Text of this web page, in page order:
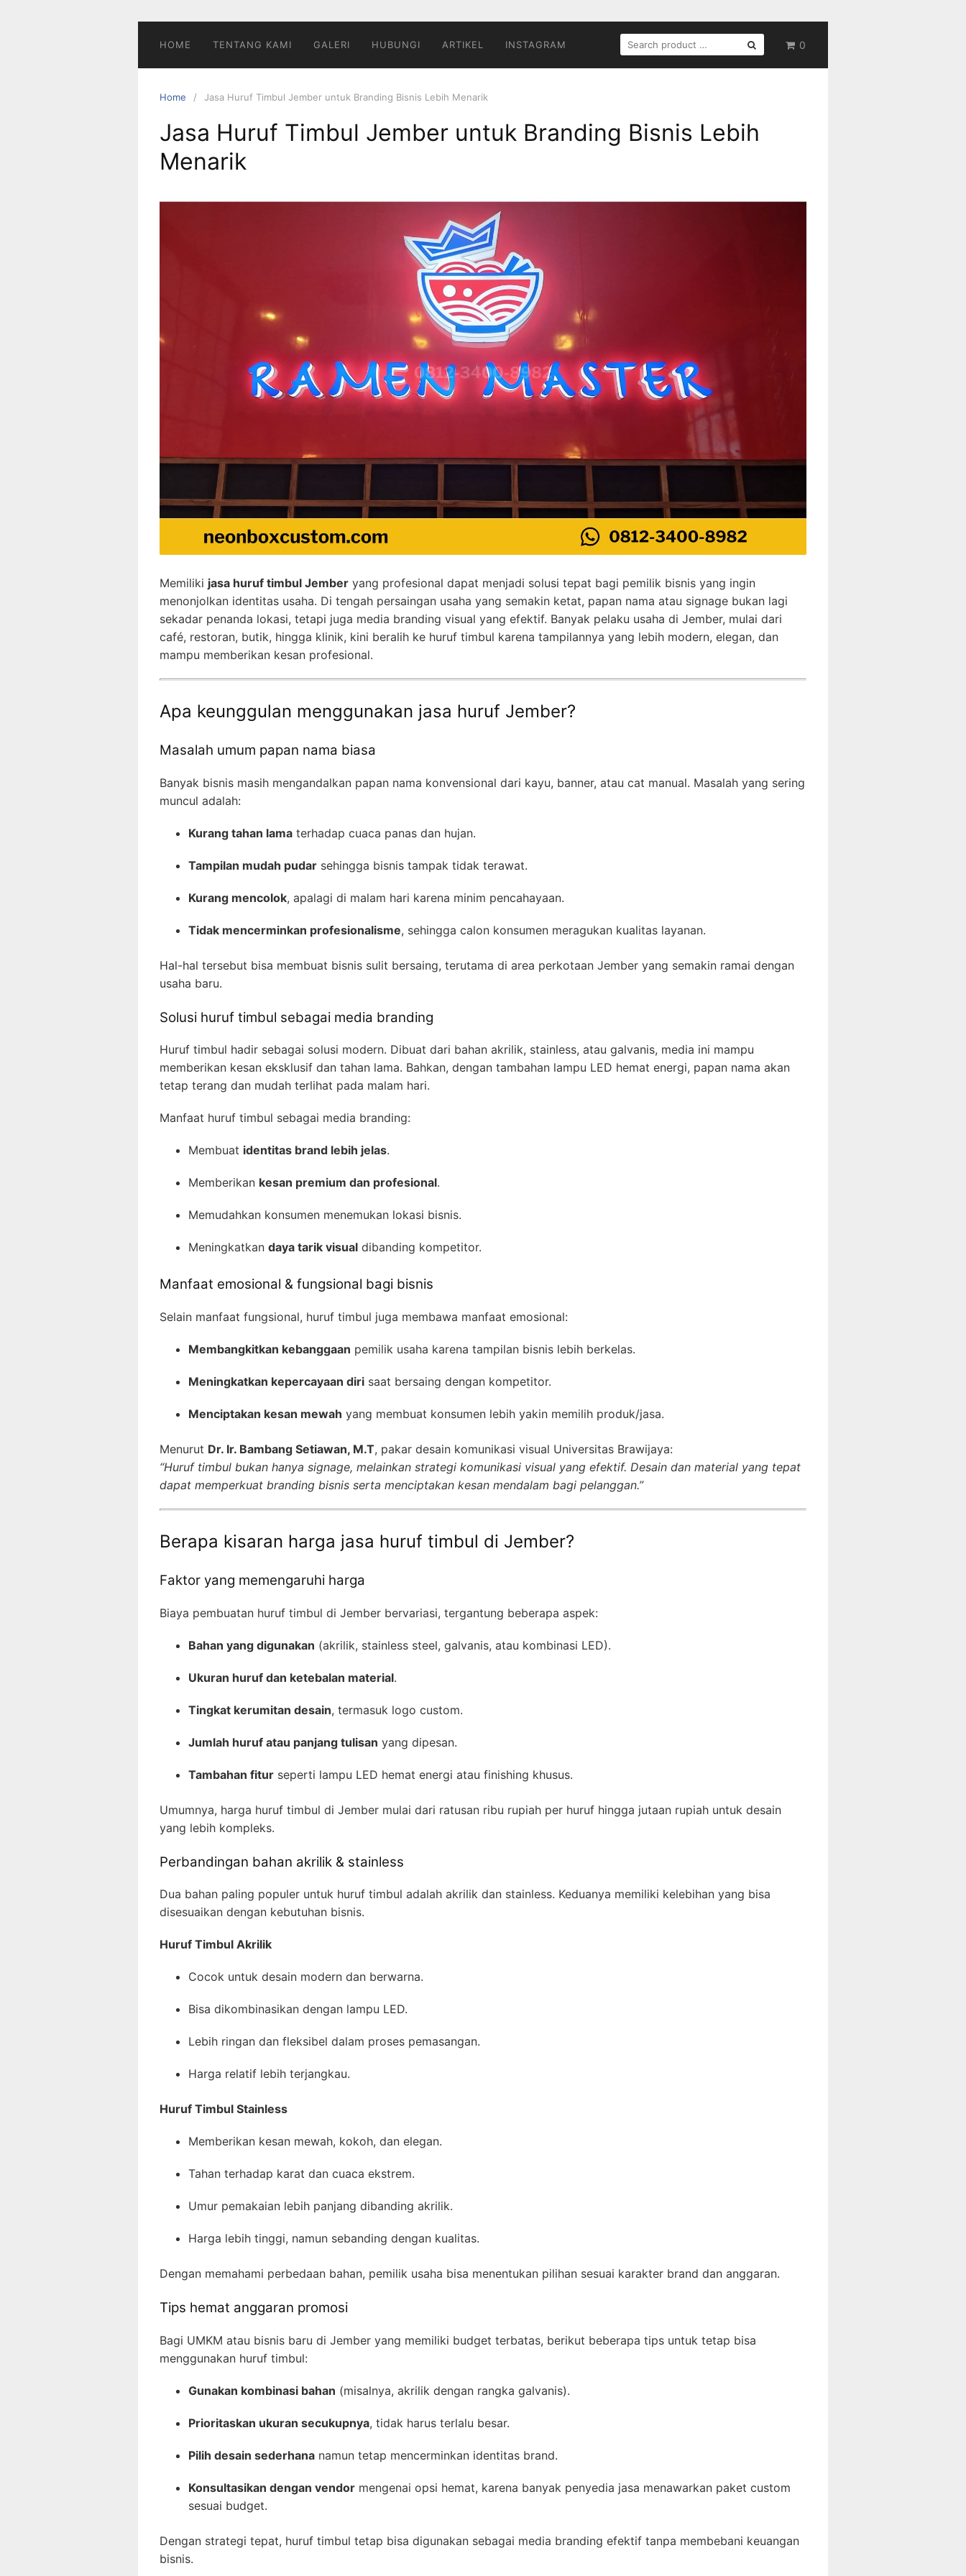
0
HOME TENTANG KAMI GALERI HUBUNGI ARTIKEL INSTAGRAM
SEARCH
FOR:
Home Jasa Huruf Timbul Jember untuk Branding Bisnis Lebih Menarik
Jasa Huruf Timbul Jember untuk Branding Bisnis Lebih
Menarik
Memiliki jasa huruf timbul Jember yang profesional dapat menjadi solusi tepat bagi pemilik bisnis yang ingin
menonjolkan identitas usaha. Di tengah persaingan usaha yang semakin ketat, papan nama atau signage bukan lagi
sekadar penanda lokasi, tetapi juga media branding visual yang efektif. Banyak pelaku usaha di Jember, mulai dari
café, restoran, butik, hingga klinik, kini beralih ke huruf timbul karena tampilannya yang lebih modern, elegan, dan
mampu memberikan kesan profesional.
Apa keunggulan menggunakan jasa huruf Jember?
Masalah umum papan nama biasa
Banyak bisnis masih mengandalkan papan nama konvensional dari kayu, banner, atau cat manual. Masalah yang sering
muncul adalah:
Kurang tahan lama terhadap cuaca panas dan hujan.
Tampilan mudah pudar sehingga bisnis tampak tidak terawat.
Kurang mencolok, apalagi di malam hari karena minim pencahayaan.
Tidak mencerminkan profesionalisme, sehingga calon konsumen meragukan kualitas layanan.
Hal-hal tersebut bisa membuat bisnis sulit bersaing, terutama di area perkotaan Jember yang semakin ramai dengan
usaha baru.
Solusi huruf timbul sebagai media branding
Huruf timbul hadir sebagai solusi modern. Dibuat dari bahan akrilik, stainless, atau galvanis, media ini mampu
memberikan kesan eksklusif dan tahan lama. Bahkan, dengan tambahan lampu LED hemat energi, papan nama akan
tetap terang dan mudah terlihat pada malam hari.
Manfaat huruf timbul sebagai media branding:
Membuat identitas brand lebih jelas.
Memberikan kesan premium dan profesional.
Memudahkan konsumen menemukan lokasi bisnis.
Meningkatkan daya tarik visual dibanding kompetitor.
Manfaat emosional & fungsional bagi bisnis
Selain manfaat fungsional, huruf timbul juga membawa manfaat emosional:
Membangkitkan kebanggaan pemilik usaha karena tampilan bisnis lebih berkelas.
Meningkatkan kepercayaan diri saat bersaing dengan kompetitor.
Menciptakan kesan mewah yang membuat konsumen lebih yakin memilih produk/jasa.
Menurut Dr. Ir. Bambang Setiawan, M.T, pakar desain komunikasi visual Universitas Brawijaya:
“Huruf timbul bukan hanya signage, melainkan strategi komunikasi visual yang efektif. Desain dan material yang tepat
dapat memperkuat branding bisnis serta menciptakan kesan mendalam bagi pelanggan.”
Berapa kisaran harga jasa huruf timbul di Jember?
Faktor yang memengaruhi harga
Biaya pembuatan huruf timbul di Jember bervariasi, tergantung beberapa aspek:
Bahan yang digunakan (akrilik, stainless steel, galvanis, atau kombinasi LED).
Ukuran huruf dan ketebalan material.
Tingkat kerumitan desain, termasuk logo custom.
Jumlah huruf atau panjang tulisan yang dipesan.
Tambahan fitur seperti lampu LED hemat energi atau finishing khusus.
Umumnya, harga huruf timbul di Jember mulai dari ratusan ribu rupiah per huruf hingga jutaan rupiah untuk desain
yang lebih kompleks.
Perbandingan bahan akrilik & stainless
Dua bahan paling populer untuk huruf timbul adalah akrilik dan stainless. Keduanya memiliki kelebihan yang bisa
disesuaikan dengan kebutuhan bisnis.
Huruf Timbul Akrilik
Cocok untuk desain modern dan berwarna.
Bisa dikombinasikan dengan lampu LED.
Lebih ringan dan fleksibel dalam proses pemasangan.
Harga relatif lebih terjangkau.
Huruf Timbul Stainless
Memberikan kesan mewah, kokoh, dan elegan.
Tahan terhadap karat dan cuaca ekstrem.
Umur pemakaian lebih panjang dibanding akrilik.
Harga lebih tinggi, namun sebanding dengan kualitas.
Dengan memahami perbedaan bahan, pemilik usaha bisa menentukan pilihan sesuai karakter brand dan anggaran.
Tips hemat anggaran promosi
Bagi UMKM atau bisnis baru di Jember yang memiliki budget terbatas, berikut beberapa tips untuk tetap bisa
menggunakan huruf timbul:
Gunakan kombinasi bahan (misalnya, akrilik dengan rangka galvanis).
Prioritaskan ukuran secukupnya, tidak harus terlalu besar.
Pilih desain sederhana namun tetap mencerminkan identitas brand.
Konsultasikan dengan vendor mengenai opsi hemat, karena banyak penyedia jasa menawarkan paket custom
sesuai budget.
Dengan strategi tepat, huruf timbul tetap bisa digunakan sebagai media branding efektif tanpa membebani keuangan
bisnis.